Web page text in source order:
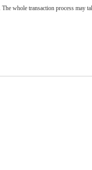
whole transaction process may